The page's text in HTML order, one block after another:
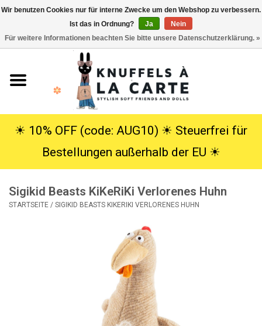
Kuscheltiere
SALE
☀︎ 10% OFF (code: AUG10) ☀︎ Steuerfrei für
Bestellungen außerhalb der EU ☀︎
Sigikid Beasts KiKeRiKi Verlorenes Huhn
STARTSEITE / SIGIKID BEASTS KIKERIKI VERLORENES HUHN
Wir benutzen Cookies nur für interne Zwecke um den Webshop zu verbessern.
Ist das in Ordnung?
Ja
Nein
Für weitere Informationen beachten Sie bitte unsere Datenschutzerklärung. »